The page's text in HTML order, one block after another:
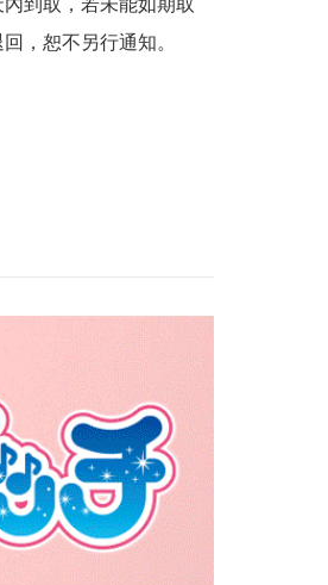
到取，若未能如期取
，恕不另行通知。